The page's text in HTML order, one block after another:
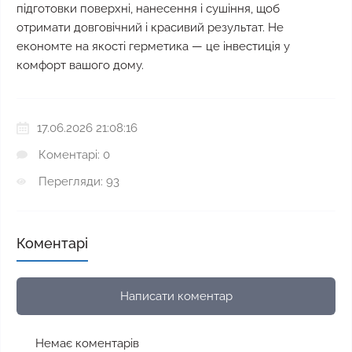
підготовки поверхні, нанесення і сушіння, щоб
отримати довговічний і красивий результат. Не
економте на якості герметика — це інвестиція у
комфорт вашого дому.
17.06.2026 21:08:16
Коментарі: 0
Перегляди: 93
Коментарі
Написати коментар
Немає коментарів